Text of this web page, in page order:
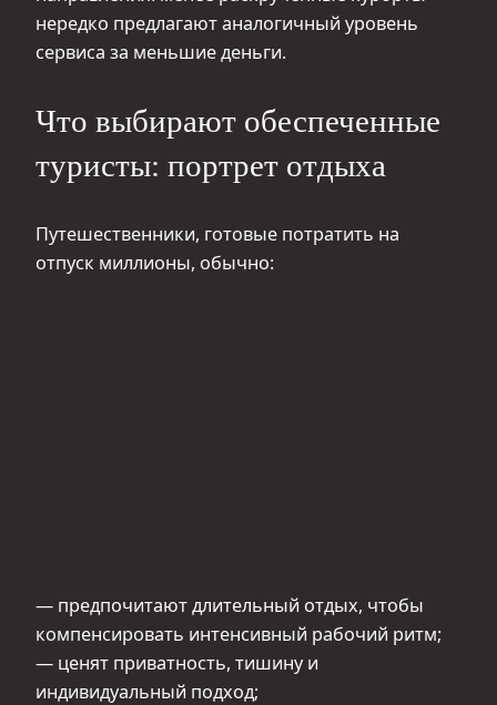
нередко предлагают аналогичный уровень
сервиса за меньшие деньги.
Что выбирают обеспеченные
туристы: портрет отдыха
Путешественники, готовые потратить на
отпуск миллионы, обычно:
— предпочитают длительный отдых, чтобы
компенсировать интенсивный рабочий ритм;
— ценят приватность, тишину и
индивидуальный подход;